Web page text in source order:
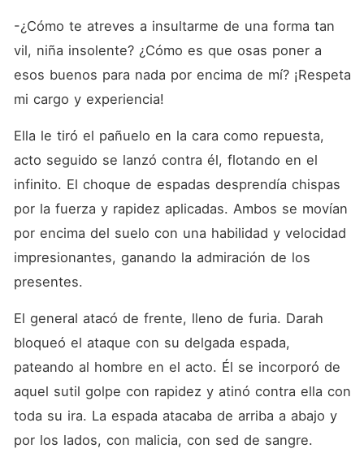
-¿Cómo te atreves a insultarme de una forma tan
vil, niña insolente? ¿Cómo es que osas poner a
esos buenos para nada por encima de mí? ¡Respeta
mi cargo y experiencia!
Ella le tiró el pañuelo en la cara como repuesta,
acto seguido se lanzó contra él, flotando en el
infinito. El choque de espadas desprendía chispas
por la fuerza y rapidez aplicadas. Ambos se movían
por encima del suelo con una habilidad y velocidad
impresionantes, ganando la admiración de los
presentes.
El general atacó de frente, lleno de furia. Darah
bloqueó el ataque con su delgada espada,
pateando al hombre en el acto. Él se incorporó de
aquel sutil golpe con rapidez y atinó contra ella con
toda su ira. La espada atacaba de arriba a abajo y
por los lados, con malicia, con sed de sangre.